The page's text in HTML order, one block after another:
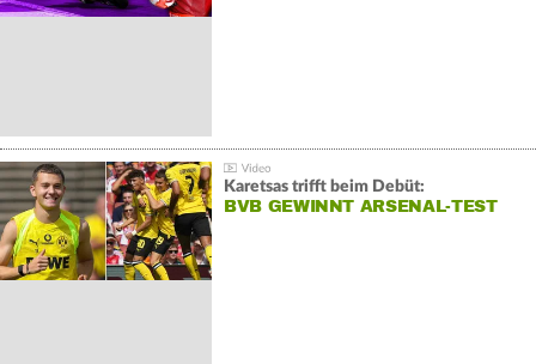
Karetsas trifft beim Debüt:
BVB GEWINNT ARSENAL-TEST